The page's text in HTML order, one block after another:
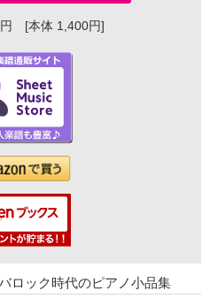
円 [本体 1,400円]
ロック時代のピアノ小品集